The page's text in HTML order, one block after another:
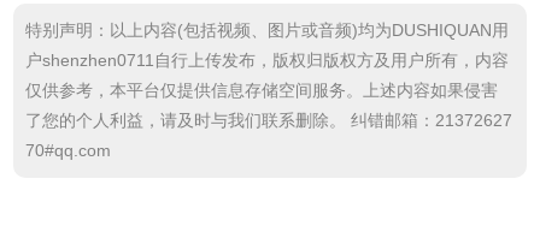
路、69路、85路、B705路、K113路、M290路、M36
2路、M383路、观光1号线、13路、218路、57路、65
路、14路、395路、B704路、M360路。
特别声明：以上内容(包括视频、图片或音频)均为DUSHIQUAN用
户shenzhen0711自行上传发布，版权归版权方及用户所有，内容
仅供参考，本平台仅提供信息存储空间服务。上述内容如果侵害
了您的个人利益，请及时与我们联系删除。 纠错邮箱：21372627
70#qq.com